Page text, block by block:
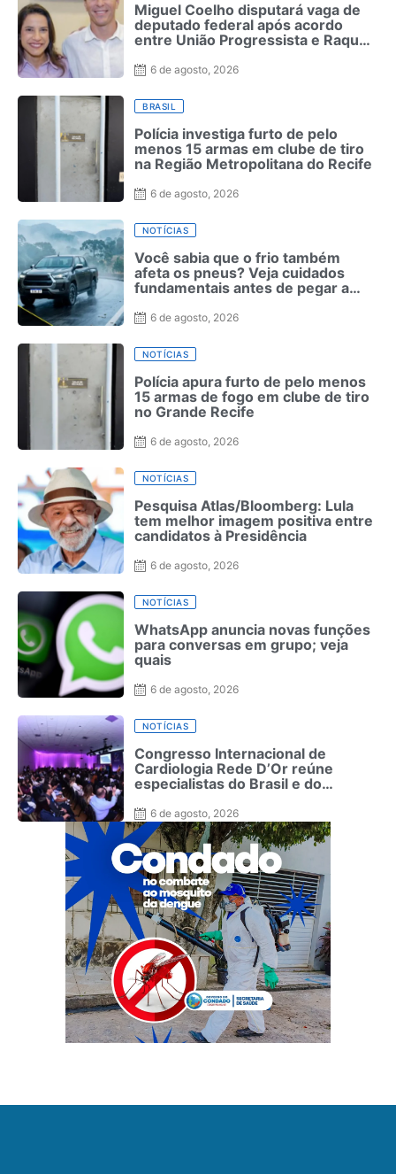
Miguel Coelho disputará vaga de
deputado federal após acordo
entre União Progressista e Raquel
6 de agosto, 2026
BRASIL
Polícia investiga furto de pelo
menos 15 armas em clube de tiro
na Região Metropolitana do Recife
6 de agosto, 2026
NOTÍCIAS
Você sabia que o frio também
afeta os pneus? Veja cuidados
fundamentais antes de pegar a
6 de agosto, 2026
NOTÍCIAS
Polícia apura furto de pelo menos
15 armas de fogo em clube de tiro
no Grande Recife
6 de agosto, 2026
NOTÍCIAS
Pesquisa Atlas/Bloomberg: Lula
tem melhor imagem positiva entre
candidatos à Presidência
6 de agosto, 2026
NOTÍCIAS
WhatsApp anuncia novas funções
para conversas em grupo; veja
quais
6 de agosto, 2026
NOTÍCIAS
Congresso Internacional de
Cardiologia Rede D’Or reúne
especialistas do Brasil e do
6 de agosto, 2026